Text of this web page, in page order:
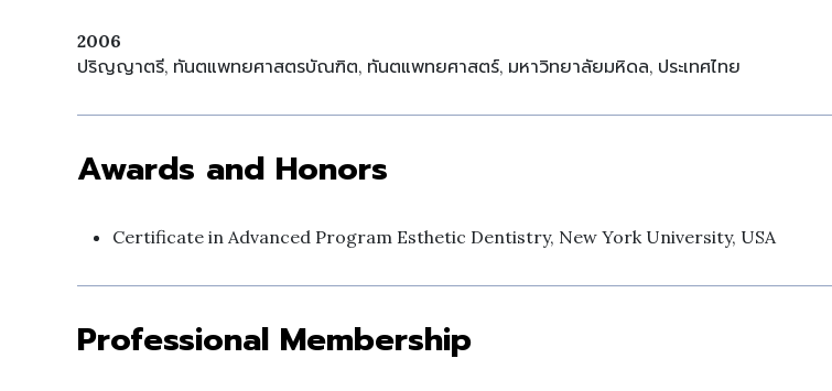
2006
ปริญญาตรี, ทันตแพทยศาสตรบัณฑิต, ทันตแพทยศาสตร์, มหาวิทยาลัยมหิดล, ประเทศไทย
Awards and Honors
Certificate in Advanced Program Esthetic Dentistry, New York University, USA
Professional Membership